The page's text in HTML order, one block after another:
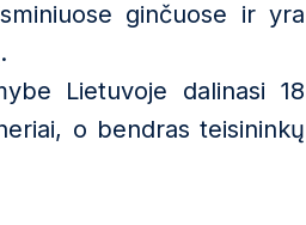
ginčuose ir yra
Lietuvoje dalinasi 18
o bendras teisininkų